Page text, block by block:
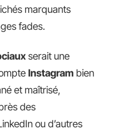
marquants
fades.
serait une
Instagram bien
et maîtrisé,
des
ou d’autres